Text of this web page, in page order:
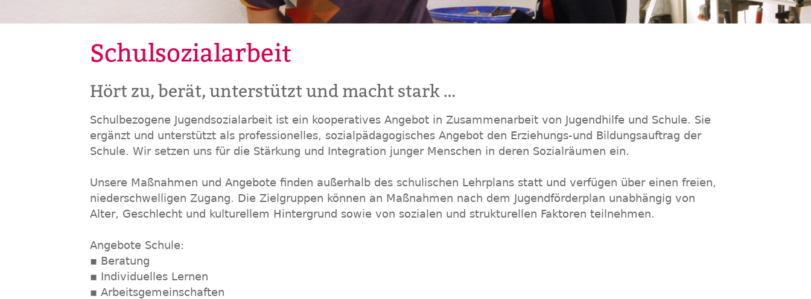
Schulsozialarbeit
Hört zu, berät, unterstützt und macht stark …
Schulbezogene Jugendsozialarbeit ist ein kooperatives Angebot in Zusammenarbeit von Jugendhilfe und Schule. Sie
ergänzt und unterstützt als professionelles, sozialpädagogisches Angebot den Erziehungs-und Bildungsauftrag der
Schule. Wir setzen uns für die Stärkung und Integration junger Menschen in deren Sozialräumen ein.
Unsere Maßnahmen und Angebote finden außerhalb des schulischen Lehrplans statt und verfügen über einen freien,
niederschwelligen Zugang. Die Zielgruppen können an Maßnahmen nach dem Jugendförderplan unabhängig von
Alter, Geschlecht und kulturellem Hintergrund sowie von sozialen und strukturellen Faktoren teilnehmen.
Angebote Schule:
▪ Beratung
▪ Individuelles Lernen
▪ Arbeitsgemeinschaften